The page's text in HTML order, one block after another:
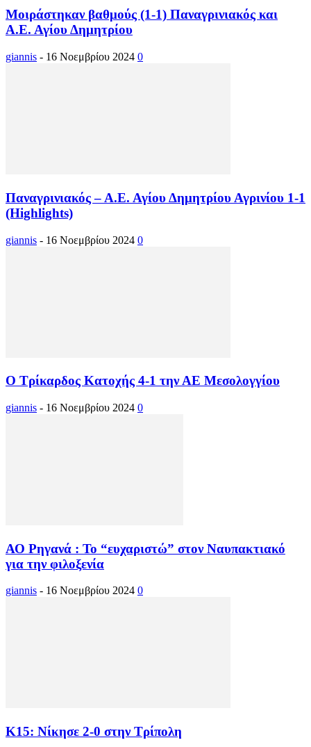
Μοιράστηκαν βαθμούς (1-1) Παναγρινιακός και
Α.Ε. Αγίου Δημητρίου
giannis - 16 Νοεμβρίου 2024 0
Παναγρινιακός – Α.Ε. Αγίου Δημητρίου Αγρινίου 1-1
(Highlights)
giannis - 16 Νοεμβρίου 2024 0
Ο Τρίκαρδος Κατοχής 4-1 την ΑΕ Μεσολογγίου
giannis - 16 Νοεμβρίου 2024 0
ΑΟ Ρηγανά : Το “ευχαριστώ” στον Ναυπακτιακό
για την φιλοξενία
giannis - 16 Νοεμβρίου 2024 0
Κ15: Νίκησε 2-0 στην Τρίπολη